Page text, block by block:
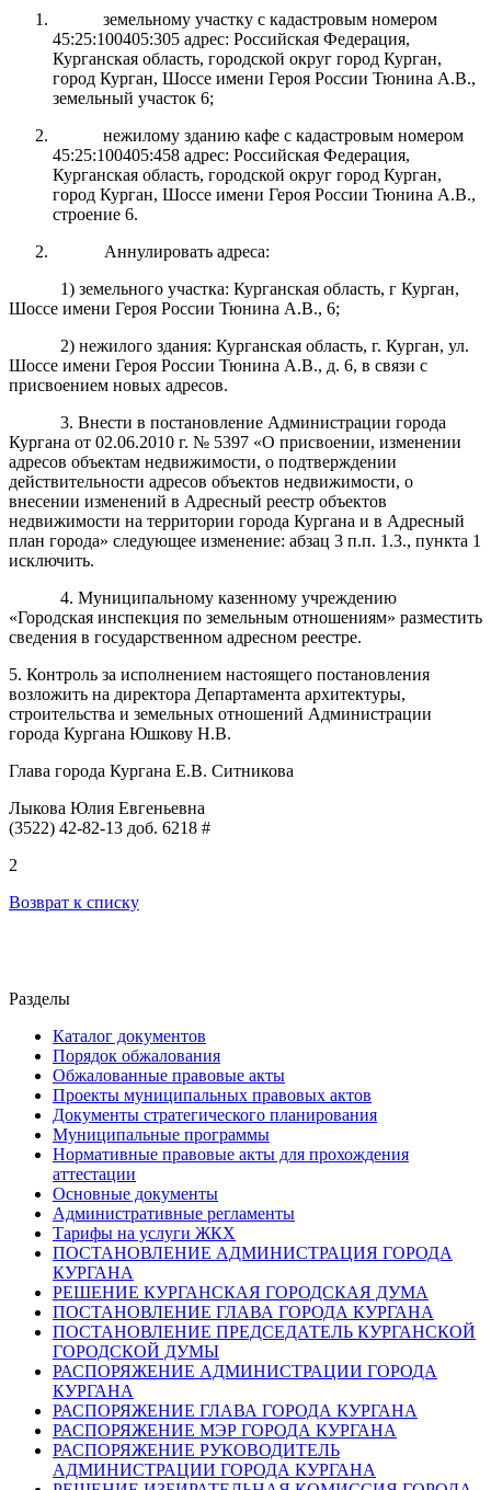
земельному участку с кадастровым номером
45:25:100405:305 адрес: Российская Федерация,
Курганская область, городской округ город Курган,
город Курган, Шоссе имени Героя России Тюнина А.В.,
земельный участок 6;
нежилому зданию кафе с кадастровым номером
45:25:100405:458 адрес: Российская Федерация,
Курганская область, городской округ город Курган,
город Курган, Шоссе имени Героя России Тюнина А.В.,
строение 6.
Аннулировать адреса:
1) земельного участка: Курганская область, г Курган,
Шоссе имени Героя России Тюнина А.В., 6;
2) нежилого здания: Курганская область, г. Курган, ул.
Шоссе имени Героя России Тюнина А.В., д. 6, в связи с
присвоением новых адресов.
3. Внести в постановление Администрации города
Кургана от 02.06.2010 г. № 5397 «О присвоении, изменении
адресов объектам недвижимости, о подтверждении
действительности адресов объектов недвижимости, о
внесении изменений в Адресный реестр объектов
недвижимости на территории города Кургана и в Адресный
план города» следующее изменение: абзац 3 п.п. 1.3., пункта 1
исключить.
4. Муниципальному казенному учреждению
«Городская инспекция по земельным отношениям» разместить
сведения в государственном адресном реестре.
5. Контроль за исполнением настоящего постановления
возложить на директора Департамента архитектуры,
строительства и земельных отношений Администрации
города Кургана Юшкову Н.В.
Глава города Кургана Е.В. Ситникова
Лыкова Юлия Евгеньевна
(3522) 42-82-13 доб. 6218 #
2
Возврат к списку
Разделы
Каталог документов
Порядок обжалования
Обжалованные правовые акты
Проекты муниципальных правовых актов
Документы стратегического планирования
Муниципальные программы
Нормативные правовые акты для прохождения
аттестации
Основные документы
Административные регламенты
Тарифы на услуги ЖКХ
ПОСТАНОВЛЕНИЕ АДМИНИСТРАЦИЯ ГОРОДА
КУРГАНА
РЕШЕНИЕ КУРГАНСКАЯ ГОРОДСКАЯ ДУМА
ПОСТАНОВЛЕНИЕ ГЛАВА ГОРОДА КУРГАНА
ПОСТАНОВЛЕНИЕ ПРЕДСЕДАТЕЛЬ КУРГАНСКОЙ
ГОРОДСКОЙ ДУМЫ
РАСПОРЯЖЕНИЕ АДМИНИСТРАЦИИ ГОРОДА
КУРГАНА
РАСПОРЯЖЕНИЕ ГЛАВА ГОРОДА КУРГАНА
РАСПОРЯЖЕНИЕ МЭР ГОРОДА КУРГАНА
РАСПОРЯЖЕНИЕ РУКОВОДИТЕЛЬ
АДМИНИСТРАЦИИ ГОРОДА КУРГАНА